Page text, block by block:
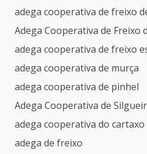
adega cooperativa de freixo
Adega Cooperativa de Freixo
adega cooperativa de freixo
adega cooperativa de murça
adega cooperativa de pinhel
Adega Cooperativa de
adega cooperativa do cartaxo
adega de freixo